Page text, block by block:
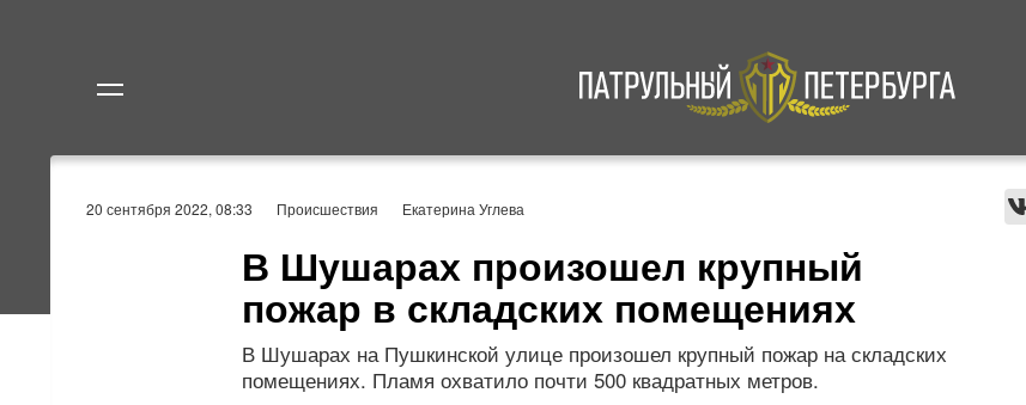
Происшествия
20 сентября 2022, 08:33 Происшествия Екатерина Углева
В Шушарах произошел крупный
пожар в складских помещениях
В Шушарах на Пушкинской улице произошел крупный пожар на складских
помещениях. Пламя охватило почти 500 квадратных метров.